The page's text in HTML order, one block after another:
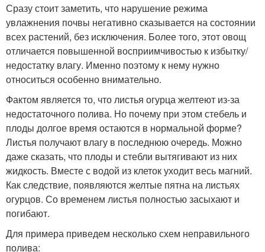
Сразу стоит заметить, что нарушение режима
увлажнения почвы негативно сказывается на состоянии
всех растений, без исключения. Более того, этот овощ
отличается повышенной восприимчивостью к избытку/
недостатку влагу. Именно поэтому к нему нужно
относиться особенно внимательно.
Фактом является то, что листья огурца желтеют из-за
недостаточного полива. Но почему при этом стебель и
плоды долгое время остаются в нормальной форме?
Листья получают влагу в последнюю очередь. Можно
даже сказать, что плоды и стебли вытягивают из них
жидкость. Вместе с водой из клеток уходит весь магний.
Как следствие, появляются желтые пятна на листьях
огурцов. Со временем листья полностью засыхают и
погибают.
Для примера приведем несколько схем неправильного
полива: